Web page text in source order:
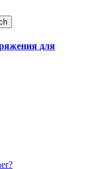
для